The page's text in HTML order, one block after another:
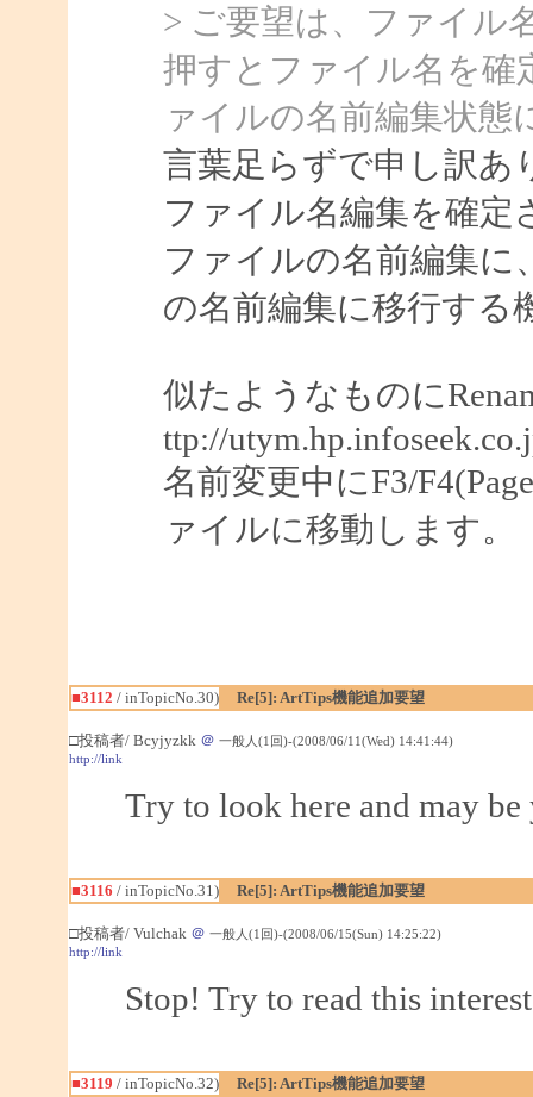
> ご要望は、ファイル
押すとファイル名を確
ァイルの名前編集状
言葉足らずで申し訳あ
ファイル名編集を確定
ファイルの名前編集に
の名前編集に移行する
似たようなものに
ttp://
名前変更中にF3/
ァイルに移動します。
■3112 / inTopicNo.30) Re[5]: ArtTips機能追加要望
□投稿者/ Bcyjyzkk ＠ 一般人(1回)-(2008/06/11(Wed) 14:41:44)
http://link
Try to look here and may
■3116 / inTopicNo.31) Re[5]: ArtTips機能追加要望
□投稿者/ Vulchak ＠ 一般人(1回)-(2008/06/15(Sun) 14:25:22)
http://link
Stop! Try to read this
■3119 / inTopicNo.32) Re[5]: ArtTips機能追加要望